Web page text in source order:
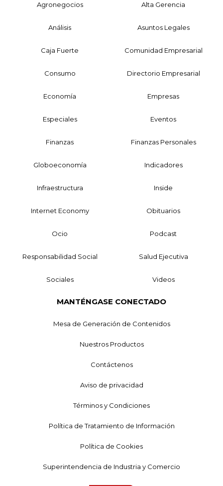
Agronegocios Alta Gerencia
Análisis Asuntos Legales
Caja Fuerte Comunidad Empresarial
Consumo Directorio Empresarial
Economía Empresas
Especiales Eventos
Finanzas Finanzas Personales
Globoeconomía Indicadores
Infraestructura Inside
Internet Economy Obituarios
Ocio Podcast
Responsabilidad Social Salud Ejecutiva
Sociales Videos
MANTÉNGASE CONECTADO
Mesa de Generación de Contenidos
Nuestros Productos
Contáctenos
Aviso de privacidad
Términos y Condiciones
Política de Tratamiento de Información
Política de Cookies
Superintendencia de Industria y Comercio